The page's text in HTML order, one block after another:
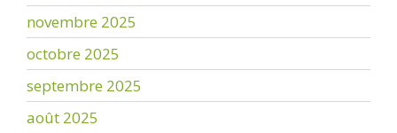
novembre 2025
octobre 2025
septembre 2025
août 2025